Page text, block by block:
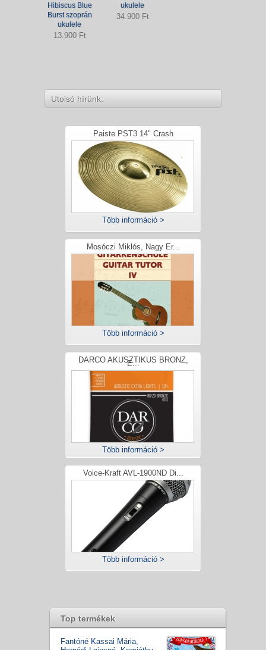
Hibiscus Blue
Burst szoprán
ukulele
13.900 Ft
ukulele
34.900 Ft
Utolsó hírünk:
Paiste PST3 14" Crash
Több információ >
Mosóczi Miklós, Nagy Er...
Több információ >
DARCO AKUSZTIKUS BRONZ,
E...
Több információ >
Voice-Kraft AVL-1900ND Di...
Több információ >
Top termékek
Fantóné Kassai Mária,